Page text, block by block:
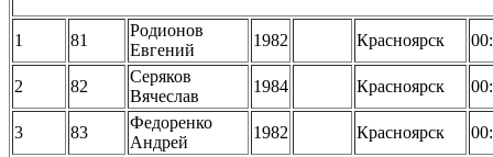
1 81
Родионов
Евгений
1982 Красноярск
2 82
Серяков
Вячеслав
1984 Красноярск
3 83
Федоренко
Андрей
1982 Красноярск